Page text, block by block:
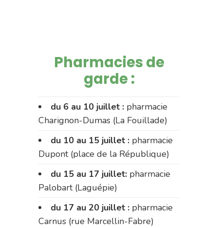
Pharmacies de
garde :
du 6 au 10 juillet : pharmacie
Charignon-Dumas (La Fouillade)
du 10 au 15 juillet : pharmacie
Dupont (place de la République)
du 15 au 17 juillet: pharmacie
Palobart (Laguépie)
du 17 au 20 juillet : pharmacie
Carnus (rue Marcellin-Fabre)